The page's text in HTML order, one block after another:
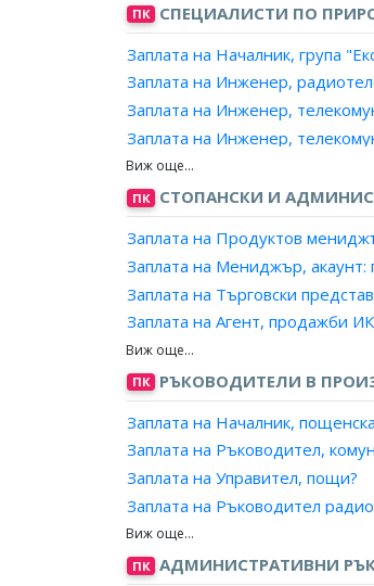
ПК СПЕЦИАЛИСТИ ПО
Заплата на Началник, група
Заплата на Инженер,
Заплата на Инженер,
Заплата на Инженер,
Заплата на Инженер,
Заплата на Инженер,
Заплата на Инженер,
Заплата на Инженер,
Заплата на Инженер,
Заплата на Инженер,
Заплата на Инженер,
Заплата на Инженер, АРС на
Заплата на Експерт,
Заплата на Експерт,
Заплата на Специалист,
Заплата на Специалист,
ПК СТОПАНСКИ И
Заплата на Продуктов
Заплата на Мениджър,
Заплата на Търговски
Заплата на Агент, продажби
Заплата на Консултант,
ПК РЪКОВОДИТЕЛИ В
Заплата на Началник,
Заплата на Ръководител,
Заплата на Управител, пощи?
Заплата на Ръководител
Заплата на Ръководител,
Заплата на Главен редактор,
ПК АДМИНИСТРАТИВНИ